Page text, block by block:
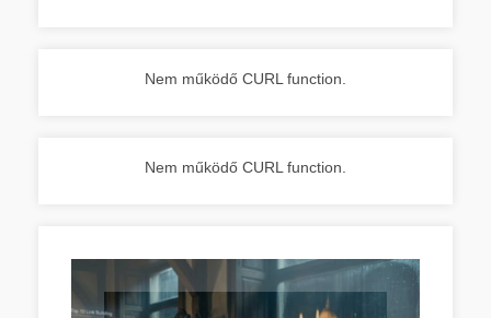
Nem működő CURL function.
Nem működő CURL function.